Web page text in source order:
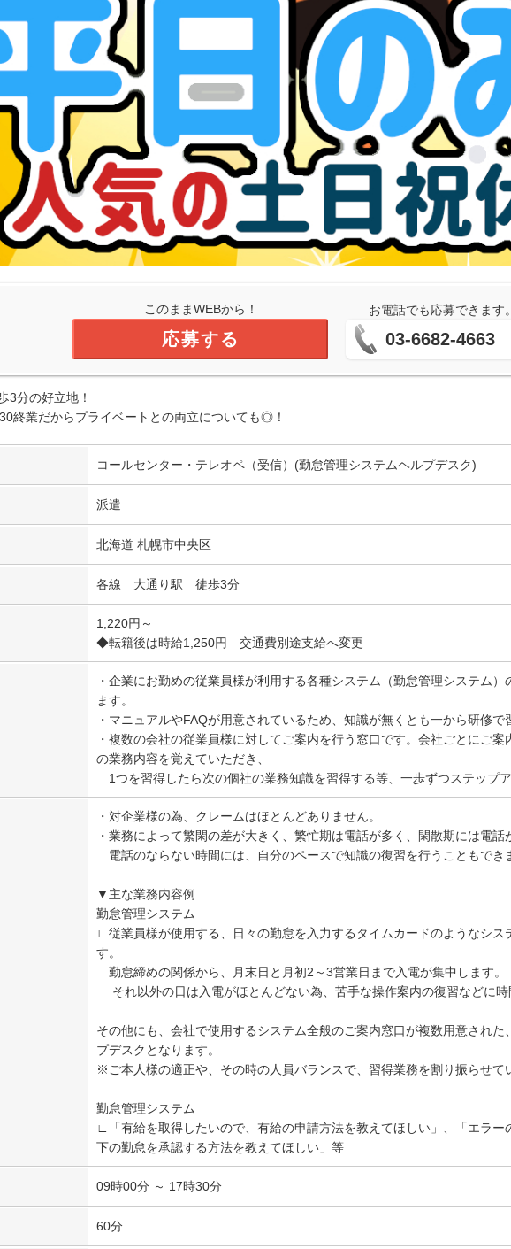
このままWEBから！
応募する
お電話でも応募できます
03-6682-4663
3分の好立地！
終業だからプライベートとの両立についても◎！
コールセンター・テレオペ（受信）(勤怠管理システムヘルプデスク)
派遣
北海道 札幌市中央区
各線 大通り駅 徒歩3分
1,220円～
◆転籍後は時給1,250円 交通費別途支給へ変更
・企業にお勤めの従業員様が利用する各種システム（勤怠管理システム
ます。
・マニュアルやFAQが用意されているため、知識が無くとも一から研修
・複数の会社の従業員様に対してご案内を行う窓口です。会社ごとにご
の業務内容を覚えていただき、
1つを習得したら次の個社の業務知識を習得する等、一歩ずつステップ
・対企業様の為、クレームはほとんどありません。
・業務によって繁閑の差が大きく、繁忙期は電話が多く、閑散期には電
電話のならない時間には、自分のペースで知識の復習を行うこともでき
▼主な業務内容例
勤怠管理システム
∟従業員様が使用する、日々の勤怠を入力するタイムカードのようなシス
す。
勤怠締めの関係から、月末日と月初2～3営業日まで入電が集中します。
それ以外の日は入電がほとんどない為、苦手な操作案内の復習などに
その他にも、会社で使用するシステム全般のご案内窓口が複数用意され
プデスクとなります。
※ご本人様の適正や、その時の人員バランスで、習得業務を割り振らせて
勤怠管理システム
∟「有給を取得したいので、有給の申請方法を教えてほしい」、「エラー
下の勤怠を承認する方法を教えてほしい」等
09時00分 ～ 17時30分
60分